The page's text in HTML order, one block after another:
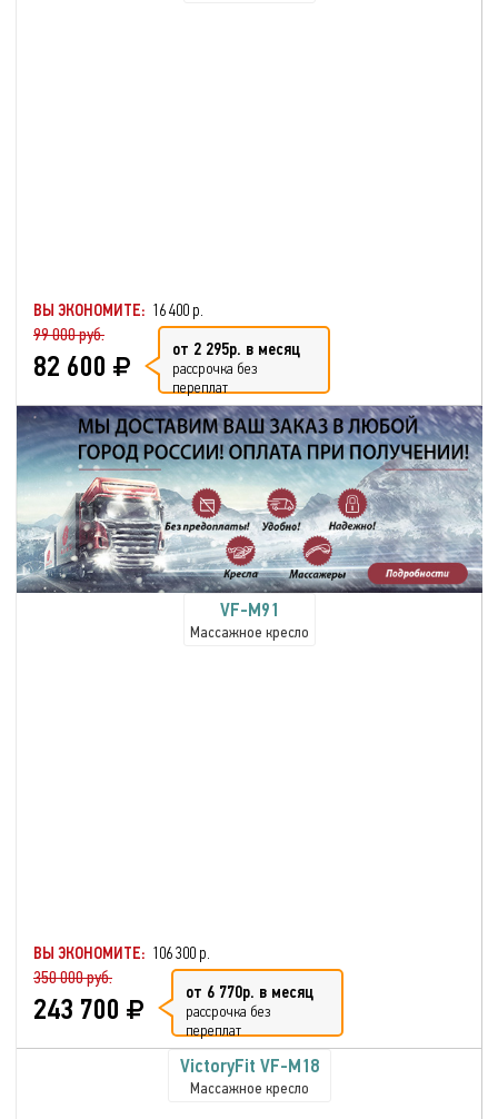
ВЫ ЭКОНОМИТЕ: 16 400 р.
99 000 руб.
82 600 от 2 295р. в месяц
рассрочка без
переплат
VF-M91
Массажное кресло
ВЫ ЭКОНОМИТЕ: 106 300 р.
350 000 руб.
243 700 от 6 770р. в месяц
рассрочка без
переплат
VictoryFit VF-M18
Массажное кресло